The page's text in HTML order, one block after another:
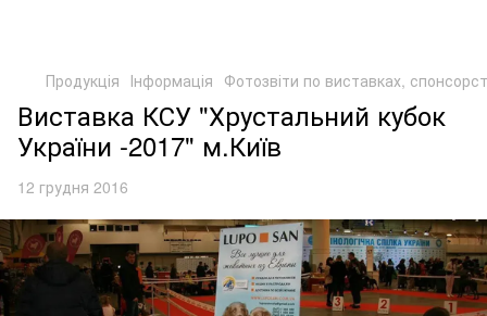
Продукція Інформація Фотозвіти по виставках,
Виставка КСУ "Хрустальний кубок
України -2017" м.Київ
12 грудня 2016